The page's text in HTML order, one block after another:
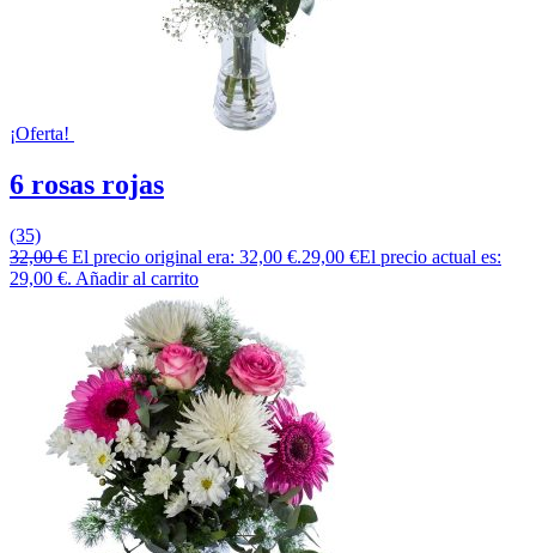
¡Oferta!
6 rosas rojas
(35)
32,00€ El precio original era: 32,00 €.29,00 €El precio actual es:
29,00 €. Añadir al carrito